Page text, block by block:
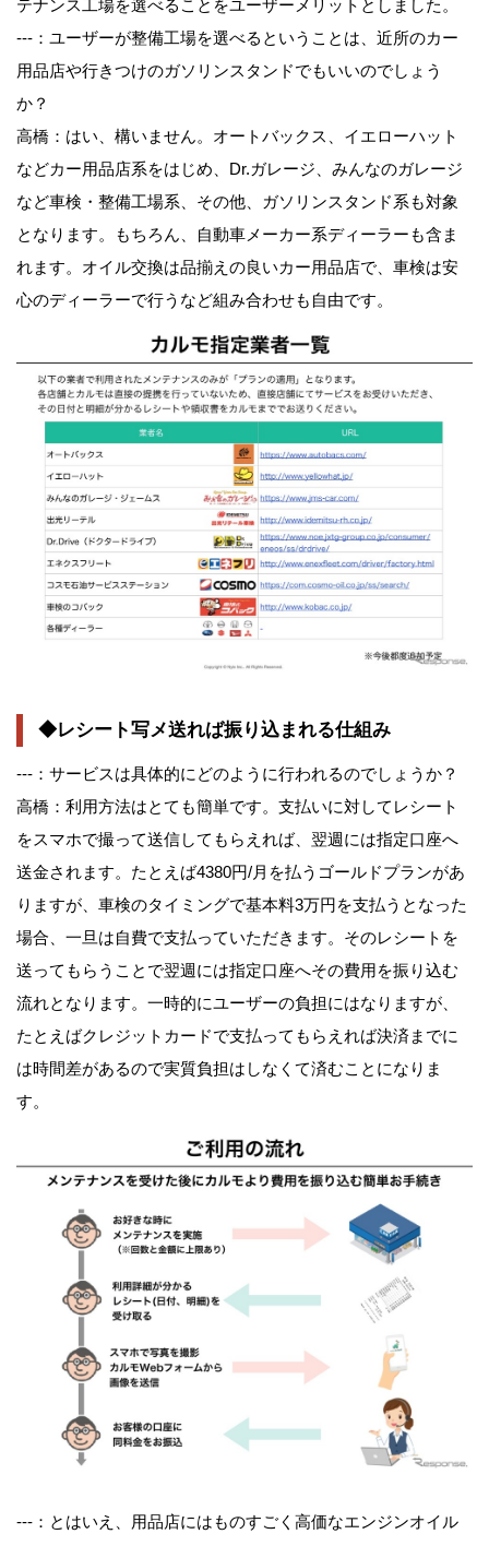
テナンス工場を選べることをユーザーメリットとしました。
---：ユーザーが整備工場を選べるということは、近所のカー
用品店や行きつけのガソリンスタンドでもいいのでしょう
か？
高橋：はい、構いません。オートバックス、イエローハット
などカー用品店系をはじめ、Dr.ガレージ、みんなのガレージ
など車検・整備工場系、その他、ガソリンスタンド系も対象
となります。もちろん、自動車メーカー系ディーラーも含ま
れます。オイル交換は品揃えの良いカー用品店で、車検は安
心のディーラーで行うなど組み合わせも自由です。
◆レシート写メ送れば振り込まれる仕組み
---：サービスは具体的にどのように行われるのでしょうか？
高橋：利用方法はとても簡単です。支払いに対してレシート
をスマホで撮って送信してもらえれば、翌週には指定口座へ
送金されます。たとえば4380円/月を払うゴールドプランがあ
りますが、車検のタイミングで基本料3万円を支払うとなった
場合、一旦は自費で支払っていただきます。そのレシートを
送ってもらうことで翌週には指定口座へその費用を振り込む
流れとなります。一時的にユーザーの負担にはなりますが、
たとえばクレジットカードで支払ってもらえれば決済までに
は時間差があるので実質負担はしなくて済むことになりま
す。
---：とはいえ、用品店にはものすごく高価なエンジンオイル